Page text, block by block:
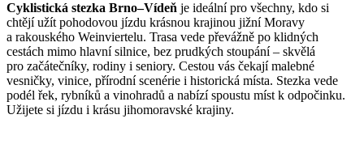
Cyklistická stezka Brno–Vídeň je ideální pro všechny, kdo si
chtějí užít pohodovou jízdu krásnou krajinou jižní Moravy
a rakouského Weinviertelu. Trasa vede převážně po klidných
cestách mimo hlavní silnice, bez prudkých stoupání – skvělá
pro začátečníky, rodiny i seniory. Cestou vás čekají malebné
vesničky, vinice, přírodní scenérie i historická místa. Stezka vede
podél řek, rybníků a vinohradů a nabízí spoustu míst k odpočinku.
Užijete si jízdu i krásu jihomoravské krajiny.